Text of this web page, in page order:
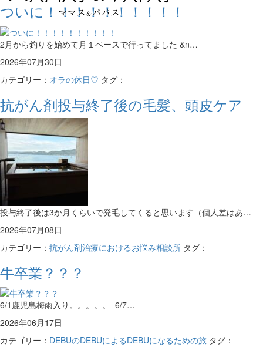
ついに！！！！！！！！！！
2月から釣りを始めて月１ペースで行ってました &n…
2026年07月30日
カテゴリー： オラの休日♡ タグ：
抗がん剤投与終了後の毛髪、頭皮ケア
投与終了後は3か月くらいで発毛してくると思います（個人差はあ…
2026年07月08日
カテゴリー： 抗がん剤治療におけるお悩み相談所 タグ：
牛卒業？？？
6/1鹿児島梅雨入り。。。。。 6/7…
2026年06月17日
カテゴリー： DEBUのDEBUによるDEBUになるための旅 タグ：